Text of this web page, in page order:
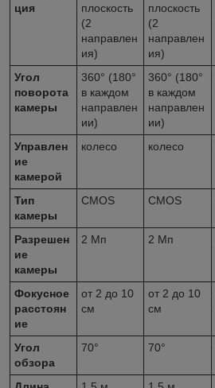
ция
плоскость
(2
направлен
ия)
плоскость
(2
направлен
ия)
Угол
поворота
камеры
360° (180°
в каждом
направлен
ии)
360° (180°
в каждом
направлен
ии)
Управлен
ие
камерой
колесо колесо
Тип
камеры
CMOS CMOS
Разрешен
ие
камеры
2 Мп 2 Мп
Фокусное
расстоян
ие
от 2 до 10
см
от 2 до 10
см
Угол
обзора
70° 70°